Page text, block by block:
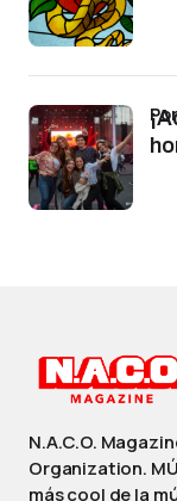
N.A.C.O.
Organization.
más cool de la